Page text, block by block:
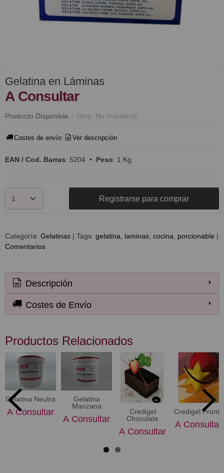
Gelatina en Láminas
A Consultar
Producto Disponible - (Imp. No Incluidos)
Costes de envío Ver descripción
EAN / Cod. Barras: 5204 • Peso: 1 Kg
Registrarse para comprar
Categoría: Gelatinas | Tags: gelatina laminas cocina porcionable |
Comentarios
Descripción
Costes de Envío
Productos Relacionados
Gelatina Neutra
A Consultar
Gelatina
Manzana
A Consultar
Credigel
Chocolate
A Consultar
Credigel Pronto
A Consultar